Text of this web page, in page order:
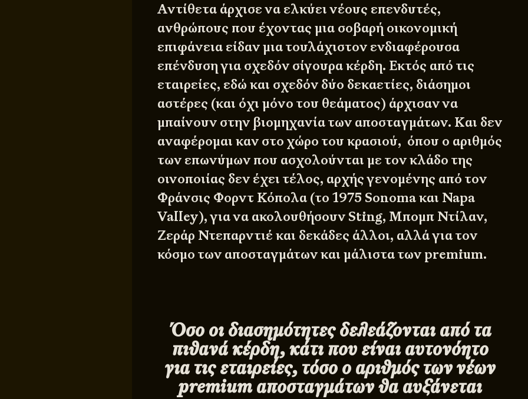
Αντίθετα άρχισε να ελκύει νέους επενδυτές,
ανθρώπους που έχοντας μια σοβαρή οικονομική
επιφάνεια είδαν μια τουλάχιστον ενδιαφέρουσα
επένδυση για σχεδόν σίγουρα κέρδη. Εκτός από τις
εταιρείες, εδώ και σχεδόν δύο δεκαετίες, διάσημοι
αστέρες (και όχι μόνο του θεάματος) άρχισαν να
μπαίνουν στην βιομηχανία των αποσταγμάτων. Και δεν
αναφέρομαι καν στο χώρο του κρασιού, όπου ο αριθμός
των επωνύμων που ασχολούνται με τον κλάδο της
οινοποιίας δεν έχει τέλος, αρχής γενομένης από τον
Φράνσις Φορντ Κόπολα (το 1975 Sonoma και Napa
Valley), για να ακολουθήσουν Sting, Μπομπ Ντίλαν,
Ζεράρ Ντεπαρντιέ και δεκάδες άλλοι, αλλά για τον
κόσμο των αποσταγμάτων και μάλιστα των premium.
Όσο οι διασημότητες δελεάζονται από τα
πιθανά κέρδη, κάτι που είναι αυτονόητο
για τις εταιρείες, τόσο ο αριθμός των νέων
premium αποσταγμάτων θα αυξάνεται